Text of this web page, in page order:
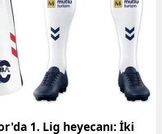
1. Lig heyecanı: İki